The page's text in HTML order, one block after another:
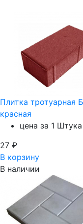
Плитка тротуарная
красная
цена за 1 Штука
27 ₽
В корзину
В наличии